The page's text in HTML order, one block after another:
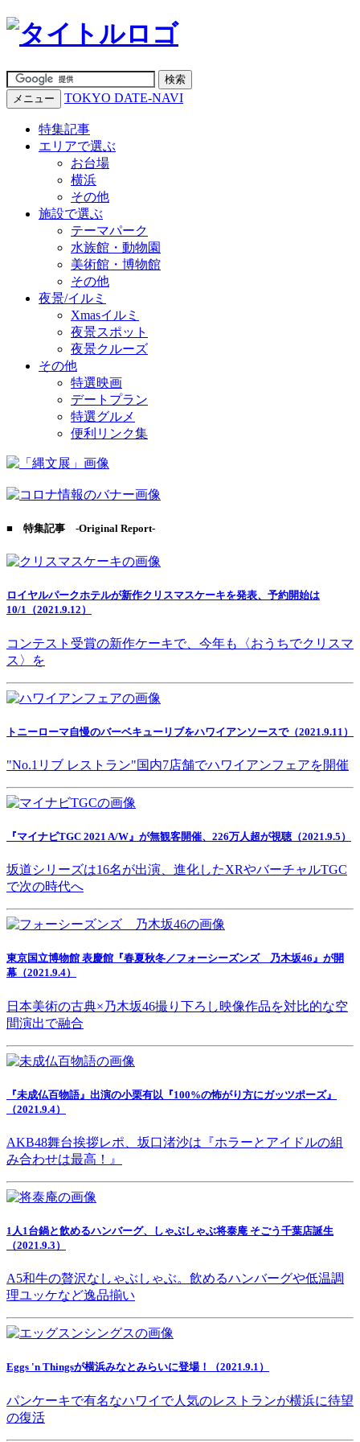
メニュー TOKYO DATE-NAVI
特集記事
エリアで選ぶ
お台場
横浜
その他
施設で選ぶ
テーマパーク
水族館・動物園
美術館・博物館
その他
夜景/イルミ
Xmasイルミ
夜景スポット
夜景クルーズ
その他
特選映画
デートプラン
特選グルメ
便利リンク集
■ 特集記事 -Original Report-
ロイヤルパークホテルが新作クリスマスケーキを発表、予約開始は
10/1（2021.9.12）
コンテスト受賞の新作ケーキで、今年も〈おうちでクリスマ
ス〉を
トニーローマ自慢のバーベキューリブをハワイアンソースで（2021.9.11）
"No.1リブ レストラン"国内7店舗でハワイアンフェアを開催
『マイナビTGC 2021 A/W』が無観客開催、226万人超が視聴（2021.9.5）
坂道シリーズは16名が出演、進化したXRやバーチャルTGC
で次の時代へ
東京国立博物館 表慶館『春夏秋冬／フォーシーズンズ 乃木坂46』が開
幕（2021.9.4）
日本美術の古典×乃木坂46撮り下ろし映像作品を対比的な空
間演出で融合
『未成仏百物語』出演の小栗有以『100%の怖がり方にガッツポーズ』
（2021.9.4）
AKB48舞台挨拶レポ、坂口渚沙は『ホラーとアイドルの組
み合わせは最高！』
1人1台鍋と飲めるハンバーグ、しゃぶしゃぶ将泰庵 そごう千葉店誕生
（2021.9.3）
A5和牛の贅沢なしゃぶしゃぶ。飲めるハンバーグや低温調
理ユッケなど逸品揃い
Eggs 'n Thingsが横浜みなとみらいに登場！（2021.9.1）
パンケーキで有名なハワイで人気のレストランが横浜に待望
の復活